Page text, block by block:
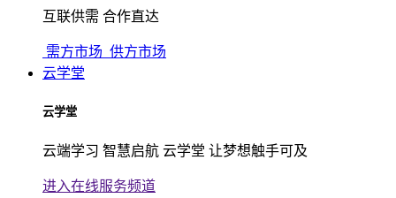
互联供需 合作直达
需方市场 供方市场
云学堂
云学堂
云端学习 智慧启航 云学堂 让梦想触手可及
进入在线服务频道